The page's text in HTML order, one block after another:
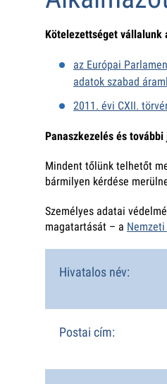
Kötelezettséget vállalunk
az Európai
adatok szabad
2011. évi CXII.
Panaszkezelés és
Mindent tőlünk telhetőt
bármilyen kérdése
Személyes adatai
magatartását – a
Hivatalos név:
Postai cím: